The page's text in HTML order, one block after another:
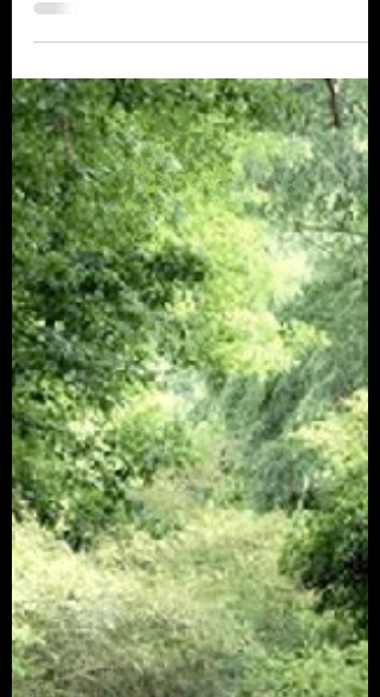
Fuente: Washington Post - Por William
tomas en serio el cambio climático?
Póngase serio con la turba....